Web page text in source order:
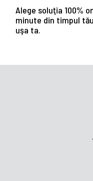
Alege soluţia 100%
minute din timpul
uşa ta.